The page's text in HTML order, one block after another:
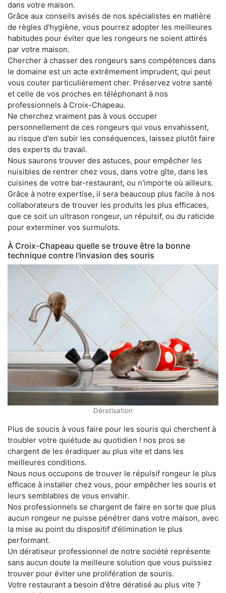
dans votre maison.
Grâce aux conseils avisés de nos spécialistes en matière
de règles d'hygiène, vous pourrez adopter les meilleures
habitudes pour éviter que les rongeurs ne soient attirés
par votre maison.
Chercher à chasser des rongeurs sans compétences dans
le domaine est un acte extrêmement imprudent, qui peut
vous couter particulièrement cher. Préservez votre santé
et celle de vos proches en téléphonant à nos
professionnels à Croix-Chapeau.
Ne cherchez vraiment pas à vous occuper
personnellement de ces rongeurs qui vous envahissent,
au risque d'en subir les conséquences, laissez plutôt faire
des experts du travail.
Nous saurons trouver des astuces, pour empêcher les
nuisibles de rentrer chez vous, dans votre gîte, dans les
cuisines de votre bar-restaurant, ou n'importe où ailleurs.
Grâce à notre expertise, il sera beaucoup plus facile à nos
collaborateurs de trouver les produits les plus efficaces,
que ce soit un ultrason rongeur, un répulsif, ou du raticide
pour exterminer vos surmulots.
À Croix-Chapeau quelle se trouve être la bonne
technique contre l'invasion des souris
Dératisation
Plus de soucis à vous faire pour les souris qui cherchent à
troubler votre quiétude au quotidien ! nos pros se
chargent de les éradiquer au plus vite et dans les
meilleures conditions.
Nous nous occupons de trouver le répulsif rongeur le plus
efficace à installer chez vous, pour empêcher les souris et
leurs semblables de vous envahir.
Nos professionnels se chargent de faire en sorte que plus
aucun rongeur ne puisse pénétrer dans votre maison, avec
la mise au point du dispositif d'élimination le plus
performant.
Un dératiseur professionnel de notre société représente
sans aucun doute la meilleure solution que vous puissiez
trouver pour éviter une prolifération de souris.
Votre restaurant a besoin d'être dératisé au plus vite ?